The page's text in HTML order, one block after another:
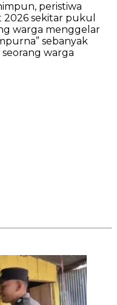
peristiwa
sekitar pukul
warga menggelar
sebanyak
warga